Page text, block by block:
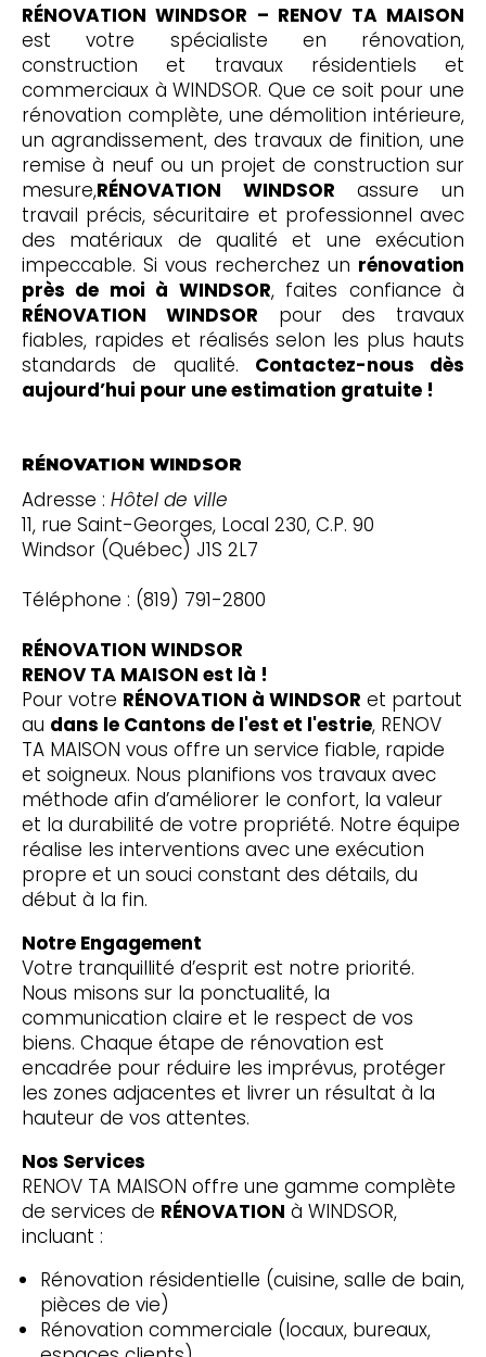
RÉNOVATION WINDSOR – RENOV TA MAISON
est votre spécialiste en rénovation,
construction et travaux résidentiels et
commerciaux à WINDSOR. Que ce soit pour une
rénovation complète, une démolition intérieure,
un agrandissement, des travaux de finition, une
remise à neuf ou un projet de construction sur
mesure,RÉNOVATION WINDSOR assure un
travail précis, sécuritaire et professionnel avec
des matériaux de qualité et une exécution
impeccable. Si vous recherchez un rénovation
près de moi à WINDSOR, faites confiance à
RÉNOVATION WINDSOR pour des travaux
fiables, rapides et réalisés selon les plus hauts
standards de qualité. Contactez-nous dès
aujourd’hui pour une estimation gratuite !
RÉNOVATION WINDSOR
Adresse : Hôtel de ville
11, rue Saint-Georges, Local 230, C.P. 90
Windsor (Québec) J1S 2L7
Téléphone : (819) 791-2800
RÉNOVATION WINDSOR
RENOV TA MAISON est là !
Pour votre RÉNOVATION à WINDSOR et partout
au dans le Cantons de l'est et l'estrie, RENOV
TA MAISON vous offre un service fiable, rapide
et soigneux. Nous planifions vos travaux avec
méthode afin d’améliorer le confort, la valeur
et la durabilité de votre propriété. Notre équipe
réalise les interventions avec une exécution
propre et un souci constant des détails, du
début à la fin.
Notre Engagement
Votre tranquillité d’esprit est notre priorité.
Nous misons sur la ponctualité, la
communication claire et le respect de vos
biens. Chaque étape de rénovation est
encadrée pour réduire les imprévus, protéger
les zones adjacentes et livrer un résultat à la
hauteur de vos attentes.
Nos Services
RENOV TA MAISON offre une gamme complète
de services de RÉNOVATION à WINDSOR,
incluant :
Rénovation résidentielle (cuisine, salle de bain,
pièces de vie)
Rénovation commerciale (locaux, bureaux,